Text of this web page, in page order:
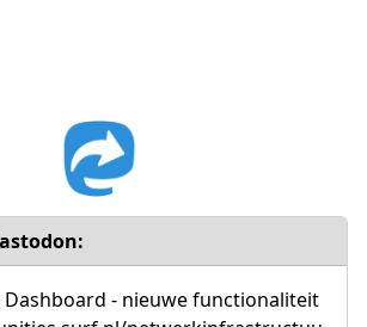
Dashboard - nieuwe functionaliteit